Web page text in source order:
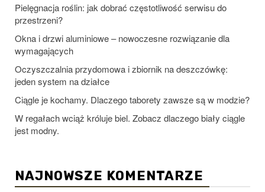
Pielęgnacja roślin: jak dobrać częstotliwość serwisu do
przestrzeni?
Okna i drzwi aluminiowe – nowoczesne rozwiązanie dla
wymagających
Oczyszczalnia przydomowa i zbiornik na deszczówkę:
jeden system na działce
Ciągle je kochamy. Dlaczego taborety zawsze są w modzie?
W regałach wciąż króluje biel. Zobacz dlaczego biały ciągle
jest modny.
NAJNOWSZE KOMENTARZE